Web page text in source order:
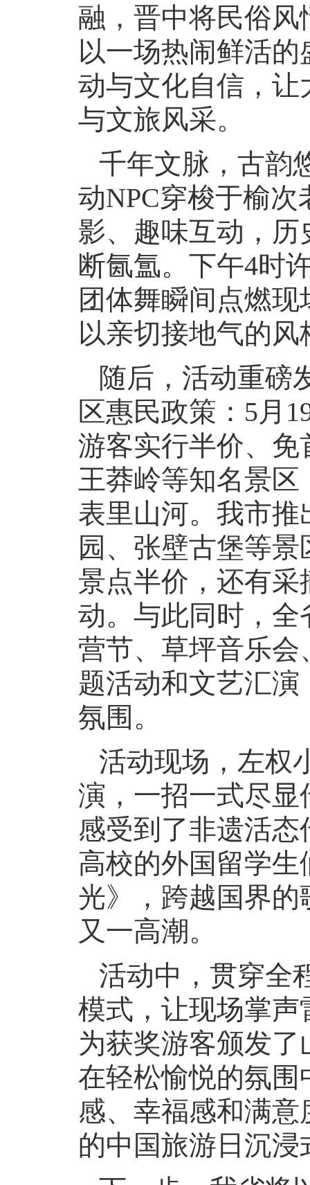
融，晋中将民俗
以一场热闹鲜活
动与文化自信，
与文旅风采。
千年文脉，古韵
动NPC穿梭于榆
影、趣味互动，
断氤氲。下午4时
团体舞瞬间点燃
以亲切接地气的
随后，活动重磅
区惠民政策：5月
游客实行半价、
王莽岭等知名景
表里山河。我市
园、张壁古堡等
景点半价，还有
动。与此同时，
营节、草坪音乐
题活动和文艺汇
氛围。
活动现场，左权
演，一招一式尽
感受到了非遗活
高校的外国留学
光》，跨越国界
又一高潮。
活动中，贯穿全
模式，让现场掌
为获奖游客颁发
在轻松愉悦的氛
感、幸福感和满
的中国旅游日沉浸